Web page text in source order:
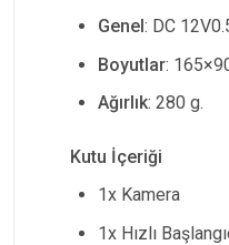
Genel: DC
Boyutlar:
Ağırlık: 280 g.
Kutu İçeriği
1x Kamera
1x Hızlı